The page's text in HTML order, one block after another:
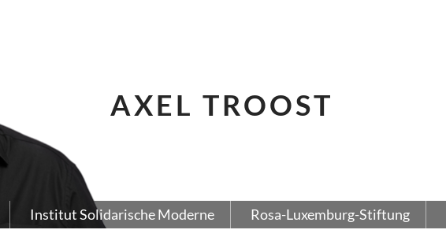
AXEL TROOST
Institut Solidarische Moderne Rosa-Luxemburg-Stiftung